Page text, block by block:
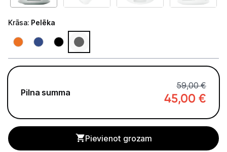
Austiņas
Skaļruņi
Bezvadu skaļruņi
Vinila plašu atskaņotāji
Studijas skaņas aprīkojums
Datortehnika
Krāsa: Pelēka
Pilna summa
59,00 €
45,00 €
Pievienot grozam